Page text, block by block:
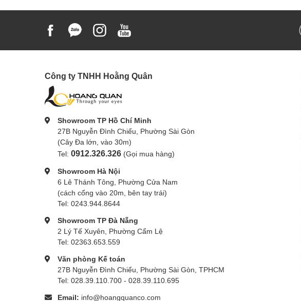
Công ty TNHH Hoằng Quân
Showroom TP Hồ Chí Minh
27B Nguyễn Đình Chiểu, Phường Sài Gòn
(Cây Đa lớn, vào 30m)
Tel: 0912.326.326 (Gọi mua hàng)
Showroom Hà Nội
6 Lê Thánh Tông, Phường Cửa Nam
(cách cổng vào 20m, bên tay trái)
Tel: 0243.944.8644
Showroom TP Đà Nẵng
2 Lý Tế Xuyên, Phường Cẩm Lệ
Tel: 02363.653.559
Văn phòng Kế toán
27B Nguyễn Đình Chiểu, Phường Sài Gòn, TPHCM
Tel: 028.39.110.700 - 028.39.110.695
Email: info@hoangquanco.com